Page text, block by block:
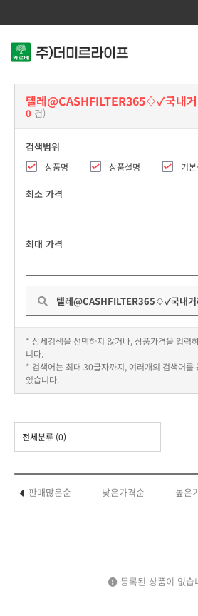
텔레@CASHFILTER365♢✓국내
0 건)
검색범위
상품명 상품설명 기
최소 가격
최대 가격
* 상세검색을 선택하지 않거나, 상품가격을 입력
니다.
* 검색어는 최대 30글자까지, 여러개의 검색어를
있습니다.
전체분류 (0)
판매많은순 낮은가격순 높은
등록된 상품이 없습